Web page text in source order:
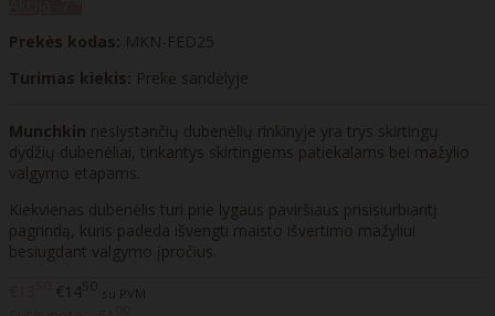
Prekės kodas: MKN-FED25
Turimas kiekis: Prekė sandėlyje
Munchkin neslystančių dubenėlių rinkinyje yra trys skirtingų
dydžių dubenėliai, tinkantys skirtingiems patiekalams bei mažylio
valgymo etapams.
Kiekvienas dubenėlis turi prie lygaus paviršiaus prisisiurbiantį
pagrindą, kuris padeda išvengti maisto išvertimo mažyliui
besiugdant valgymo įpročius.
€1450 su PVM